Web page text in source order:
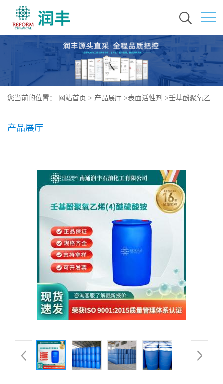
您当前的位置： 网站首页 > 产品展厅 >表面活性剂 >壬基酚聚氧乙
产品展厅